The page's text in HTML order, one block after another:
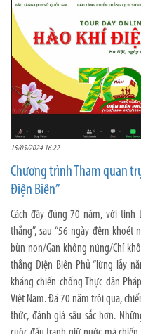
15/05/2024 16:22
Chương trình Tham quan
Điện Biên”
Cách đây đúng 70 năm, với tinh
thắng”, sau “56 ngày đêm
bùn non/Gan không núng/Chí
thắng Điện Biên Phủ “lừng lẫy
kháng chiến chống Thực dân
Việt Nam. Đã 70 năm trôi qua,
thức, đánh giá sâu sắc hơn.